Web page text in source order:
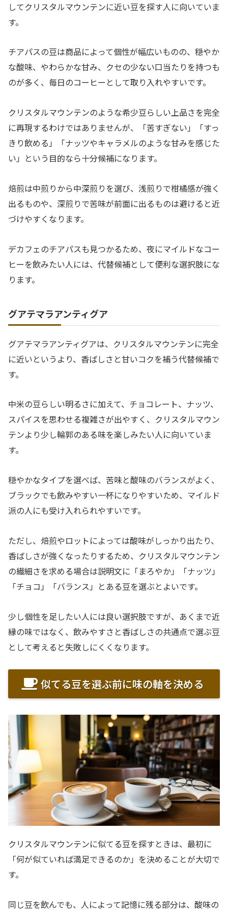
してクリスタルマウンテンに近い豆を探す人に向いていま
す。
チアパスの豆は商品によって個性が幅広いものの、穏やか
な酸味、やわらかな甘み、クセの少ない口当たりを持つも
のが多く、毎日のコーヒーとして取り入れやすいです。
クリスタルマウンテンのような希少豆らしい上品さを完全
に再現するわけではありませんが、「苦すぎない」「すっ
きり飲める」「ナッツやキャラメルのような甘みを感じた
い」という目的なら十分候補になります。
焙煎は中煎りから中深煎りを選び、浅煎りで柑橘感が強く
出るものや、深煎りで苦味が前面に出るものは避けると近
づけやすくなります。
デカフェのチアパスも見つかるため、夜にマイルドなコー
ヒーを飲みたい人には、代替候補として便利な選択肢にな
ります。
グアテマラアンティグア
グアテマラアンティグアは、クリスタルマウンテンに完全
に近いというより、香ばしさと甘いコクを補う代替候補で
す。
中米の豆らしい明るさに加えて、チョコレート、ナッツ、
スパイスを思わせる複雑さが出やすく、クリスタルマウン
テンより少し輪郭のある味を楽しみたい人に向いていま
す。
穏やかなタイプを選べば、苦味と酸味のバランスがよく、
ブラックでも飲みやすい一杯になりやすいため、マイルド
派の人にも受け入れられやすいです。
ただし、焙煎やロットによっては酸味がしっかり出たり、
香ばしさが強くなったりするため、クリスタルマウンテン
の繊細さを求める場合は説明文に「まろやか」「ナッツ」
「チョコ」「バランス」とある豆を選ぶとよいです。
少し個性を足したい人には良い選択肢ですが、あくまで近
縁の味ではなく、飲みやすさと香ばしさの共通点で選ぶ豆
として考えると失敗しにくくなります。
似てる豆を選ぶ前に味の軸を決める
クリスタルマウンテンに似てる豆を探すときは、最初に
「何が似ていれば満足できるのか」を決めることが大切で
す。
同じ豆を飲んでも、人によって記憶に残る部分は、酸味の